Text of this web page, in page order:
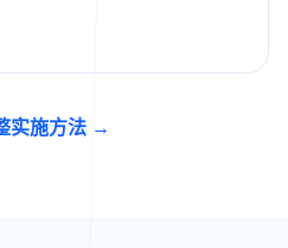
实施方法 →